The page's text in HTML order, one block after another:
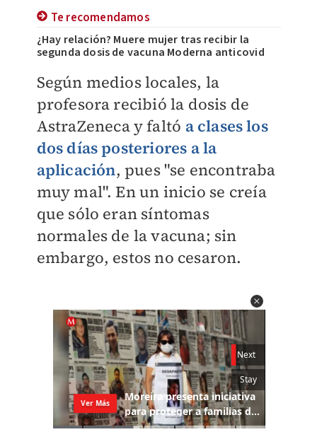
Te recomendamos
¿Hay relación? Muere mujer tras recibir la
segunda dosis de vacuna Moderna anticovid
Según medios locales, la
profesora recibió la dosis de
AstraZeneca y faltó a clases los
dos días posteriores a la
aplicación, pues "se encontraba
muy mal". En un inicio se creía
que sólo eran síntomas
normales de la vacuna; sin
embargo, estos no cesaron.